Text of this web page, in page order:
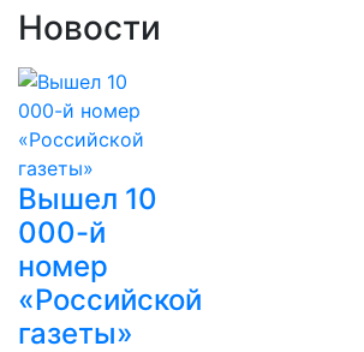
Новости
Вышел 10
000-й
номер
«Российской
газеты»